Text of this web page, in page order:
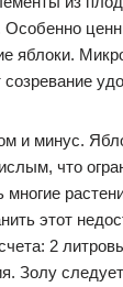
Особенно
яблоки.
созревание
и минус.
что
многие
этот
2
Золу